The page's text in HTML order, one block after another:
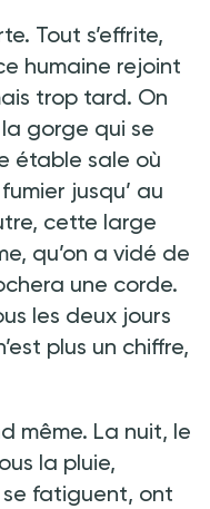
Tout s’effrite,
humaine rejoint
trop tard. On
gorge qui se
étable sale où
jusqu’ au
cette large
qu’on a vidé de
une corde.
les deux jours
plus un chiffre,
même. La nuit, le
la pluie,
se fatiguent, ont